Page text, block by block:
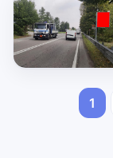
1